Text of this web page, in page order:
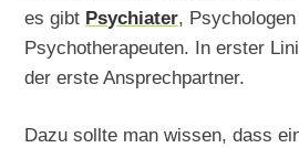
es gibt Psychiater,
Psychotherapeuten. In erster
der erste Ansprechpartner.
Dazu sollte man wissen, dass